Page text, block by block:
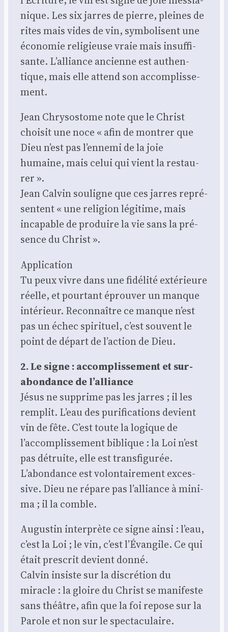
nique. Les six jarres de pierre, pleines de
rites mais vides de vin, sym­bo­lisent une
éco­no­mie reli­gieuse vraie mais insuf­fi­
sante. L’alliance ancienne est authen­
tique, mais elle attend son accom­plis­se­
ment.
Jean Chry­so­stome note que le Christ
choi­sit une noce « afin de mon­trer que
Dieu n’est pas l’ennemi de la joie
humaine, mais celui qui vient la res­tau­
rer ».
Jean Cal­vin sou­ligne que ces jarres repré­
sentent « une reli­gion légi­time, mais
inca­pable de pro­duire la vie sans la pré­
sence du Christ ».
Appli­ca­tion
Tu peux vivre dans une fidé­li­té exté­rieure
réelle, et pour­tant éprou­ver un manque
inté­rieur. Recon­naître ce manque n’est
pas un échec spi­ri­tuel, c’est sou­vent le
point de départ de l’action de Dieu.
2. Le signe : accom­plis­se­ment et sur­
abon­dance de l’alliance
Jésus ne sup­prime pas les jarres ; il les
rem­plit. L’eau des puri­fi­ca­tions devient
vin de fête. C’est toute la logique de
l’accomplissement biblique : la Loi n’est
pas détruite, elle est trans­fi­gu­rée.
L’abondance est volon­tai­re­ment exces­
sive. Dieu ne répare pas l’alliance à mini­
ma ; il la comble.
Augus­tin inter­prète ce signe ain­si : l’eau,
c’est la Loi ; le vin, c’est l’Évangile. Ce qui
était pres­crit devient don­né.
Cal­vin insiste sur la dis­cré­tion du
miracle : la gloire du Christ se mani­feste
sans théâtre, afin que la foi repose sur la
Parole et non sur le spec­ta­cu­laire.